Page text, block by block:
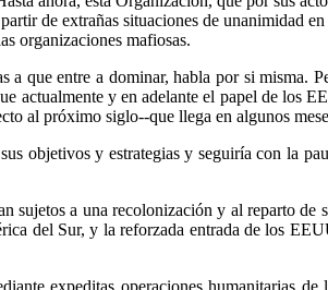
de extrañas situaciones de unanimidad
organizaciones mafiosas.
que entre a dominar, habla por si misma.
actualmente y en adelante el papel de los
al próximo siglo--que llega en algunos
objetivos y estrategias y seguiría con la
a una recolonización y al reparto de
del Sur, y la reforzada entrada de los
expeditas operaciones humanitarias de